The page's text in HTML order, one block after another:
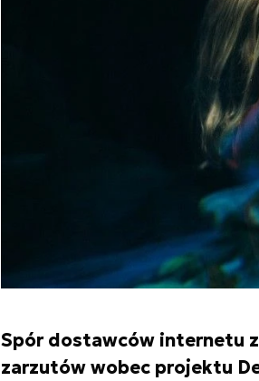
Spór dostawców internetu
zarzutów wobec projektu